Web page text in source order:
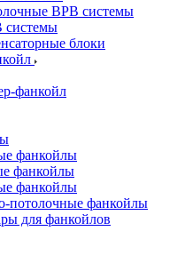
ВРВ системы
блоки
фанкойл
фанкойлы
фанкойлы
фанкойлы
потолочные фанкойлы
для фанкойлов